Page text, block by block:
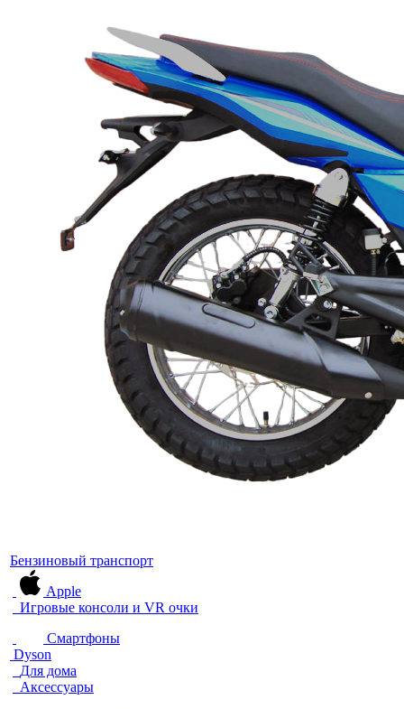
Бензиновый транспорт
Apple
Игровые консоли и VR очки
Смартфоны
Dyson
Для дома
Аксессуары